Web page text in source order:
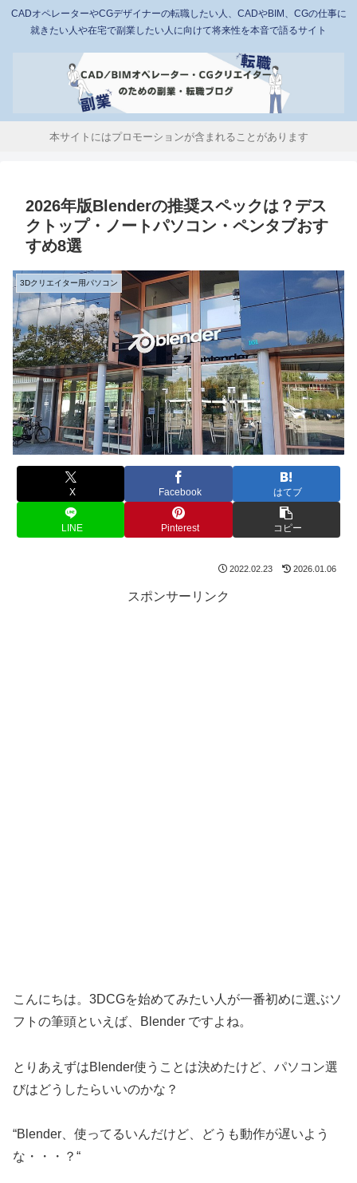
CADオペレーターやCGデザイナーの転職したい人、CADやBIM、CGの仕事に
就きたい人や在宅で副業したい人に向けて将来性を本音で語るサイト
本サイトにはプロモーションが含まれることがあります
2026年版Blenderの推奨スペックは？デス
クトップ・ノートパソコン・ペンタブおす
すめ8選
3Dクリエイター用パソコン
X Facebook はてブ
LINE Pinterest コピー
2022.02.23 2026.01.06
スポンサーリンク
こんにちは。3DCGを始めてみたい人が一番初めに選ぶソ
フトの筆頭といえば、Blender ですよね。
とりあえずはBlender使うことは決めたけど、パソコン選
びはどうしたらいいのかな？
“Blender、使ってるいんだけど、どうも動作が遅いよう
な・・・？“